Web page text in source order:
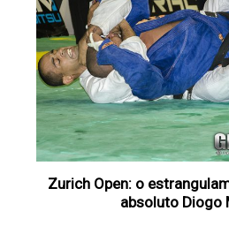
Zurich Open: o
absoluto Diogo